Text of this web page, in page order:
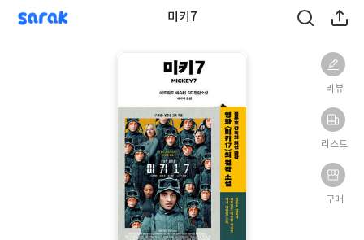
sarak 미키7
리뷰
리스트
구매